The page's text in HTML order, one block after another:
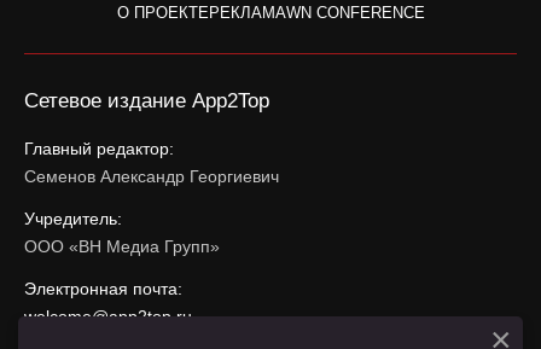
О ПРОЕКТЕРЕКЛАМАWN CONFERENCE
Сетевое издание App2Top
Главный редактор:
Семенов Александр Георгиевич
Учредитель:
ООО «ВН Медиа Групп»
Электронная почта:
welcome@app2top.ru
×